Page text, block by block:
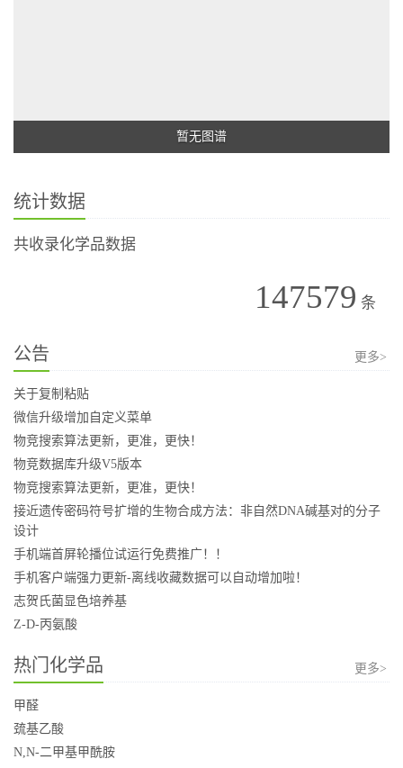
暂无图谱
统计数据
共收录化学品数据
147579 条
公告 更多>
关于复制粘贴
微信升级增加自定义菜单
物竞搜索算法更新，更准，更快！
物竞数据库升级V5版本
物竞搜索算法更新，更准，更快！
接近遗传密码符号扩增的生物合成方法：非自然DNA碱基对的分子
设计
手机端首屏轮播位试运行免费推广！！
手机客户端强力更新-离线收藏数据可以自动增加啦！
志贺氏菌显色培养基
Z-D-丙氨酸
热门化学品 更多>
甲醛
巯基乙酸
N,N-二甲基甲酰胺